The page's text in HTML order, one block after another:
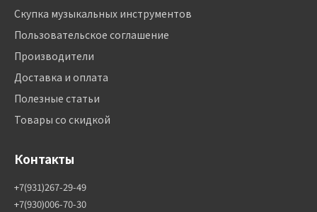
Скупка музыкальных инструментов
Пользовательское соглашение
Производители
Доставка и оплата
Полезные статьи
Товары со скидкой
Контакты
+7(931)267-29-49
+7(930)006-70-30